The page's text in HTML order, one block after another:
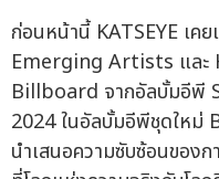
ก่อนหน้านี้ KATSEYE เค
Emerging Artists และ
Billboard จากอัลบั้มอีพี
2024 ในอัลบั้มอีพีชุดใหม่
นำเสนอความซับซ้อนของ